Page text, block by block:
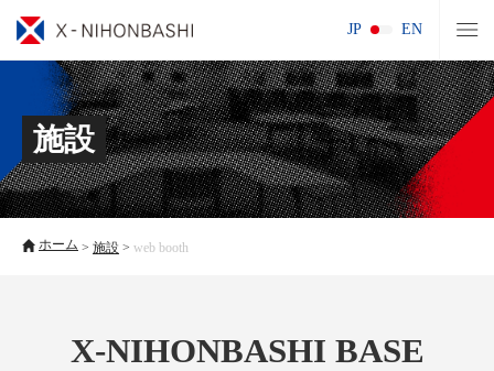
JP EN
施設
ホーム > 施設 > web booth
X-NIHONBASHI BASE